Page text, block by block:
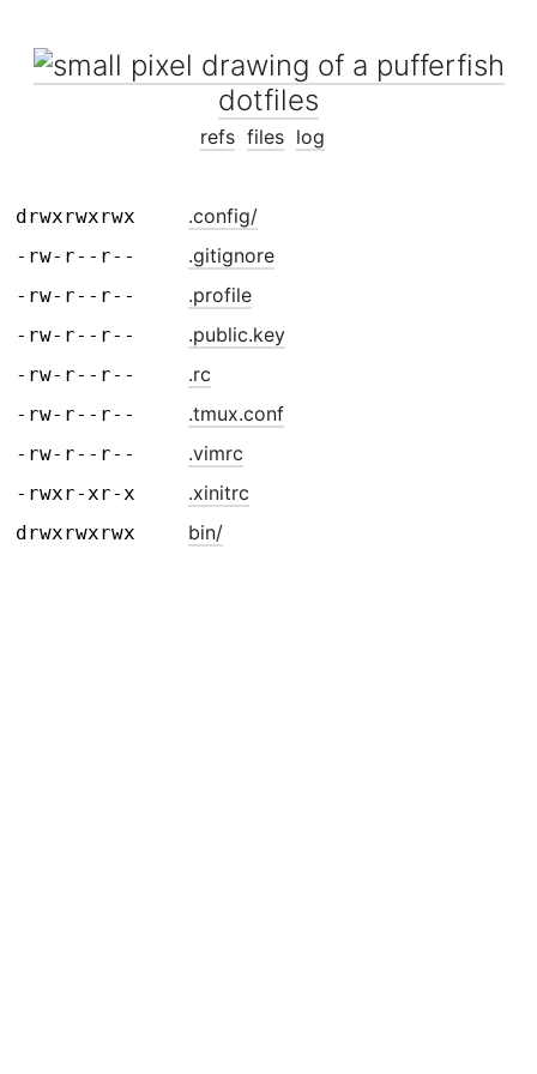
dotfiles
refs files log
drwxrwxrwx .config/
-rw-r--r-- .gitignore
-rw-r--r-- .profile
-rw-r--r-- .public.key
-rw-r--r-- .rc
-rw-r--r-- .tmux.conf
-rw-r--r-- .vimrc
-rwxr-xr-x .xinitrc
drwxrwxrwx bin/